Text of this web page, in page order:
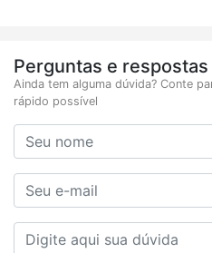
Perguntas e respostas
Ainda tem alguma dúvida? Conte
rápido possível